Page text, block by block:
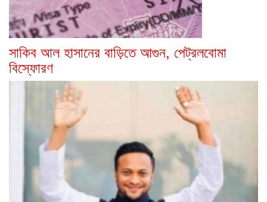
সাকিব আল হাসানের বাড়িতে আগুন, পেট্রলবোমা
বিস্ফোরণ